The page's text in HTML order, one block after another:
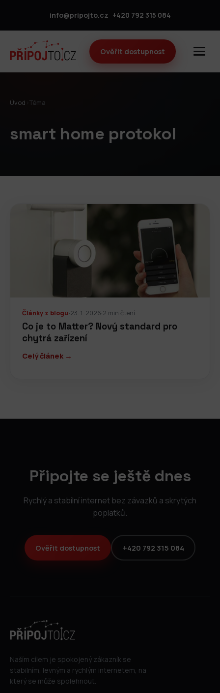
info@pripojto.cz +420 792 315 084
Ověřit dostupnost
Úvod Téma
smart home protokol
Články z blogu·23. 1. 2026·2 min čtení
Co je to Matter? Nový standard pro
chytrá zařízení
Celý článek →
Připojte se ještě dnes
Rychlý a stabilní internet bez závazků a skrytých
poplatků.
Ověřit dostupnost +420 792 315 084
Naším cílem je spokojený zákazník se
stabilním, levným a rychlým internetem, na
který se může spolehnout.